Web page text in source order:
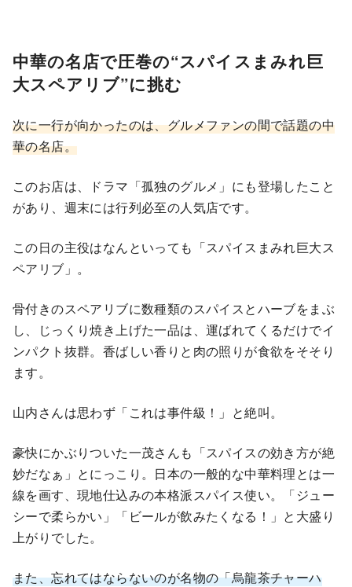
中華の名店で圧巻の“スパイスまみれ巨
大スペアリブ”に挑む
次に一行が向かったのは、グルメファンの間で話題の中
華の名店。
このお店は、ドラマ「孤独のグルメ」にも登場したこと
があり、週末には行列必至の人気店です。
この日の主役はなんといっても「スパイスまみれ巨大ス
ペアリブ」。
骨付きのスペアリブに数種類のスパイスとハーブをまぶ
し、じっくり焼き上げた一品は、運ばれてくるだけでイ
ンパクト抜群。香ばしい香りと肉の照りが食欲をそそり
ます。
山内さんは思わず「これは事件級！」と絶叫。
豪快にかぶりついた一茂さんも「スパイスの効き方が絶
妙だなぁ」とにっこり。日本の一般的な中華料理とは一
線を画す、現地仕込みの本格派スパイス使い。「ジュー
シーで柔らかい」「ビールが飲みたくなる！」と大盛り
上がりでした。
また、忘れてはならないのが名物の「烏龍茶チャーハ